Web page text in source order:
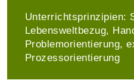
Unterrichtsprinzipien:
Lebensweltbezug,
Problem­orientierung,
Prozess­orientierung